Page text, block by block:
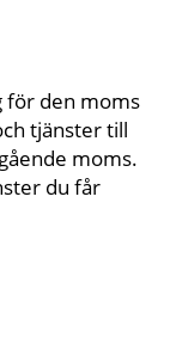
för den moms
tjänster till
moms.
du får